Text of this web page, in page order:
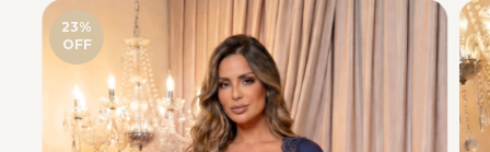
23%
OFF